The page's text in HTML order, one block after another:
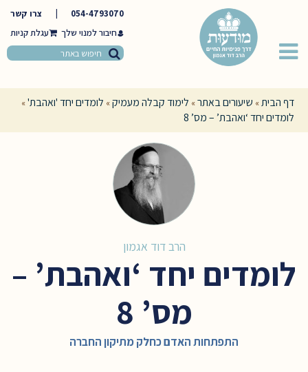
054-4793070
צרו קשר
חיבור למנוי שלך
דף הבית» שיעורים באתר» לימוד קבלה מעמיק» לומדים יחד 'ואהבת'»
לומדים יחד ‘ואהבת’ – מס’ 8
הרב דוד אגמון
לומדים יחד ‘ואהבת’ –
מס’ 8
התפתחות האדם כחלק מתיקון החברה